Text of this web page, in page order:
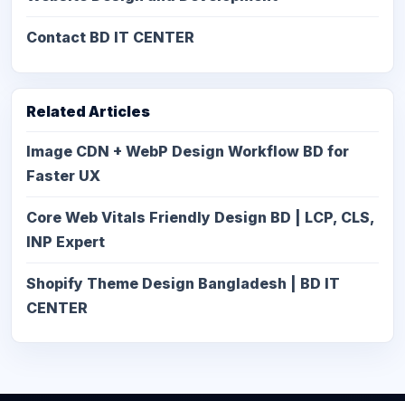
Contact BD IT CENTER
Related Articles
Image CDN + WebP Design Workflow BD for
Faster UX
Core Web Vitals Friendly Design BD | LCP, CLS,
INP Expert
Shopify Theme Design Bangladesh | BD IT
CENTER